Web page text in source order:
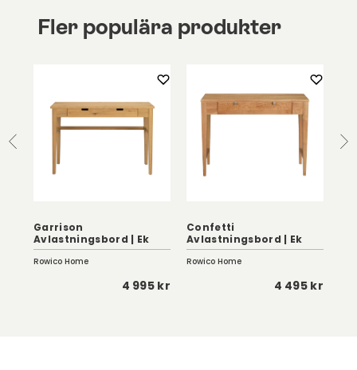
Fler populära produkter
Garrison
Avlastningsbord | Ek
Rowico Home
4 995 kr
Confetti
Avlastningsbord | Ek
Rowico Home
4 495 kr